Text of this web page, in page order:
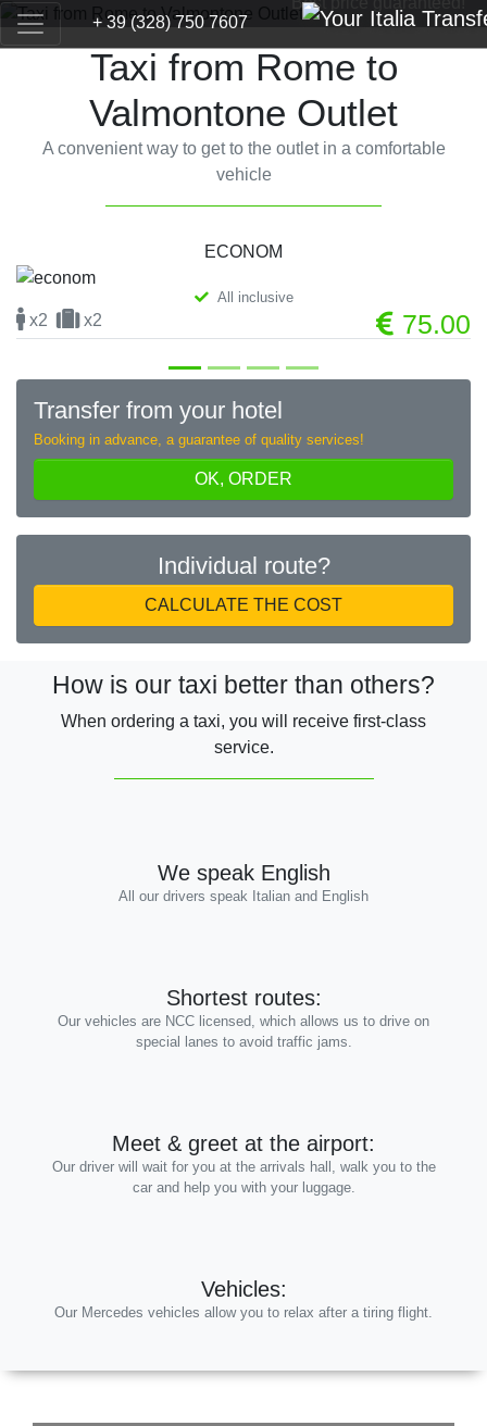
+ 39 (328) 750 7607
Taxi from Rome to
Valmontone Outlet
A convenient way to get to the outlet in a comfortable
vehicle
ECONOM
All inclusive
x2 x2 75.00
Previous Next
Transfer from your hotel
Booking in advance, a guarantee of quality services!
OK, ORDER
Individual route?
CALCULATE THE COST
How is our taxi better than others?
When ordering a taxi, you will receive first-class
service.
We speak English
All our drivers speak Italian and English
Shortest routes:
Our vehicles are NCC licensed, which allows us to drive on
special lanes to avoid traffic jams.
Meet & greet at the airport:
Our driver will wait for you at the arrivals hall, walk you to the
car and help you with your luggage.
Vehicles:
Our Mercedes vehicles allow you to relax after a tiring flight.